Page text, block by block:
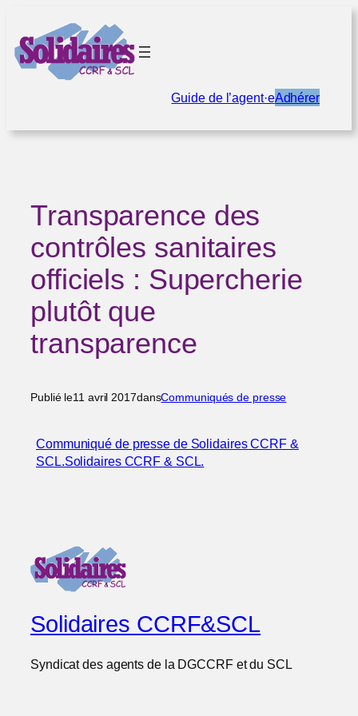
contenu
Guide de l’agent·eAdhérer
Transparence des
contrôles sanitaires
officiels : Supercherie
plutôt que
transparence
Publié le11 avril 2017dansCommuniqués de presse
Communiqué de presse de Solidaires CCRF &
SCL.Solidaires CCRF & SCL.
Solidaires CCRF&SCL
Syndicat des agents de la DGCCRF et du SCL